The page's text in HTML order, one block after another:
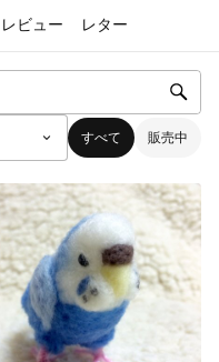
レビュー レター
すべて 販売中